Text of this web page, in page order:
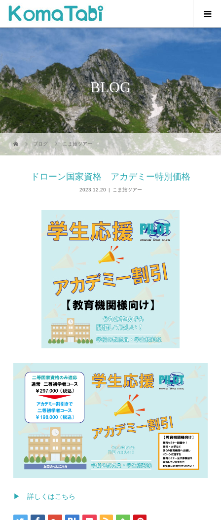
BLOG
ブログ こま旅ツアー
ドローン国家資格 アカデミー特別価格
2023.12.20 こま旅ツアー
▶ 詳しくはこちら